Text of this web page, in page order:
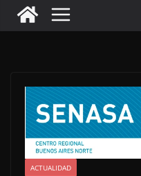
ACTUALIDAD